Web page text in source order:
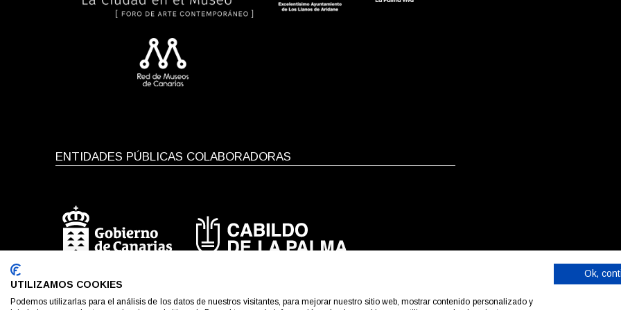
ENTIDADES PÚBLICAS COLABORADORAS
UTILIZAMOS COOKIES
Podemos utilizarlas para el análisis de los datos de nuestros visitantes, para mejorar nuestro sitio web, mostrar contenido personalizado y
Ok,